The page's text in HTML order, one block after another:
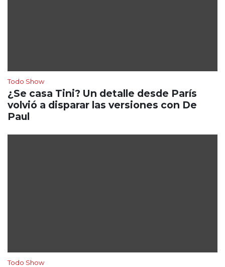
Todo Show
¿Se casa Tini? Un detalle desde París
volvió a disparar las versiones con De
Paul
Todo Show